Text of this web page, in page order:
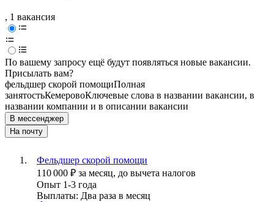
, 1 вакансия
По вашему запросу ещё будут появляться новые вакансии.
Присылать вам?
фельдшер скорой помощиПолная
занятостьКемеровоКлючевые слова в названии вакансии, в
названии компании и в описании вакансии
В мессенджер
На почту
Фельдшер скорой помощи
110 000 ₽ за месяц, до вычета налогов
Опыт 1-3 года
Выплаты: Два раза в месяц